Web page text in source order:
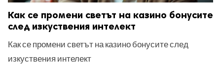
Как се промени светът на казино бонусите
след изкуствения интелект
Как се промени светът на казино бонусите след
изкуствения интелект